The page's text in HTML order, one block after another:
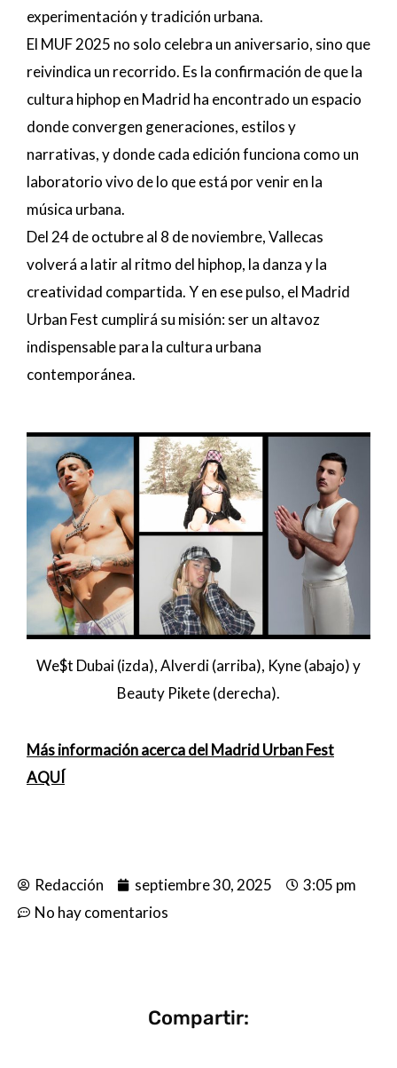
experimentación y tradición urbana.
El MUF 2025 no solo celebra un aniversario, sino que
reivindica un recorrido. Es la confirmación de que la
cultura hiphop en Madrid ha encontrado un espacio
donde convergen generaciones, estilos y
narrativas, y donde cada edición funciona como un
laboratorio vivo de lo que está por venir en la
música urbana.
Del 24 de octubre al 8 de noviembre, Vallecas
volverá a latir al ritmo del hiphop, la danza y la
creatividad compartida. Y en ese pulso, el Madrid
Urban Fest cumplirá su misión: ser un altavoz
indispensable para la cultura urbana
contemporánea.
We$t Dubai (izda), Alverdi (arriba), Kyne (abajo) y
Beauty Pikete (derecha).
Más información acerca del Madrid Urban Fest
AQUÍ
Redacción septiembre 30, 2025
3:05 pm
No hay comentarios
Compartir: